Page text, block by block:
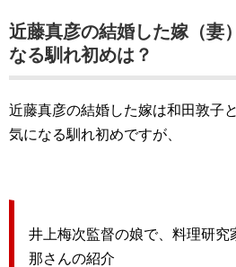
近藤真彦の結婚した嫁（妻
なる馴れ初めは？
近藤真彦の結婚した嫁は和田敦子
気になる馴れ初めですが、
井上梅次監督の娘で、料理研究
那さんの紹介